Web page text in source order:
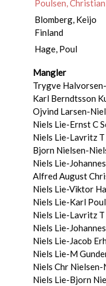
Poulsen, Christian
Blomberg, Keijo
Finland
Hage, Poul
Mangler
Trygve
Karl Berndtsson
Ojvind Larsen-
Niels Lie-Ernst C
Niels Lie-Lavritz
Bjorn Nielsen-
Niels Lie-
Alfred August
Niels Lie-Viktor
Niels Lie-Karl
Niels Lie-Lavritz
Niels Lie-
Niels Lie-Jacob
Niels Lie-M
Niels Chr Nielsen-
Niels Lie-Bjorn